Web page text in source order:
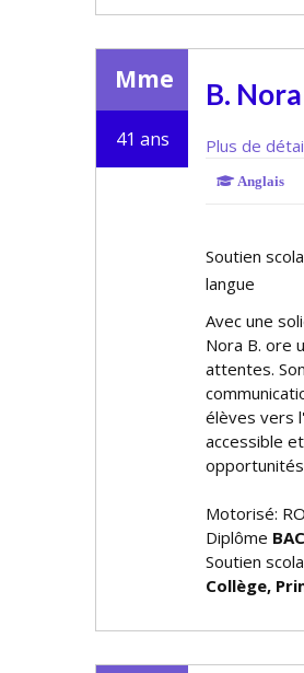
Mme
41 ans
B. Nora
Plus de
Anglais
Soutien
langue
Avec une
Nora B.
attentes.
élèves vers
accessible
Motorisé:
Diplôme
Soutien
Collège,